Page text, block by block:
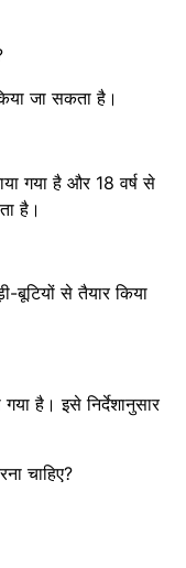
जा सकता है।
गया है और 18 वर्ष से
है।
बूटियों से तैयार किया
है। इसे निर्देशानुसार
चाहिए?